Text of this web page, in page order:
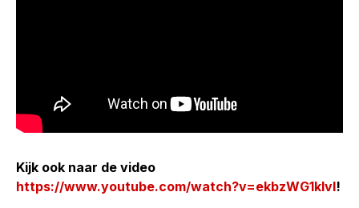
Kijk ook naar de video
https://www.youtube.com/watch?v=ekbzWG1kIvI!